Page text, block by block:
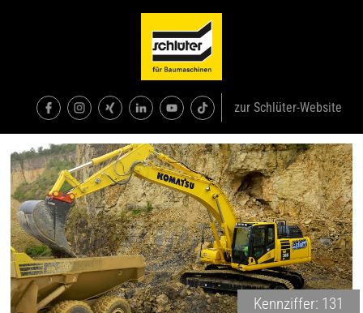
zur Schlüter-Website
Kennziffer: 131